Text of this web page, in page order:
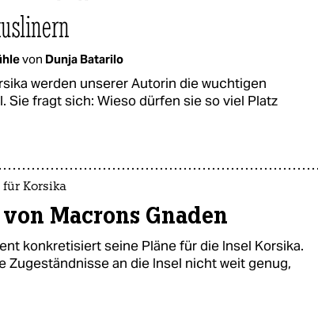
von Dunja Batarilo
werden unserer Autorin die wuchtigen
Sie fragt sich: Wieso dürfen sie so viel Platz
Korsika
Macrons Gnaden
konkretisiert seine Pläne für die Insel Korsika.
Zugeständnisse an die Insel nicht weit genug,